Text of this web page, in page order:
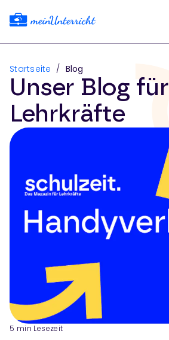
Startseite / Blog
Unser Blog für
Lehrkräfte
5 min Lesezeit